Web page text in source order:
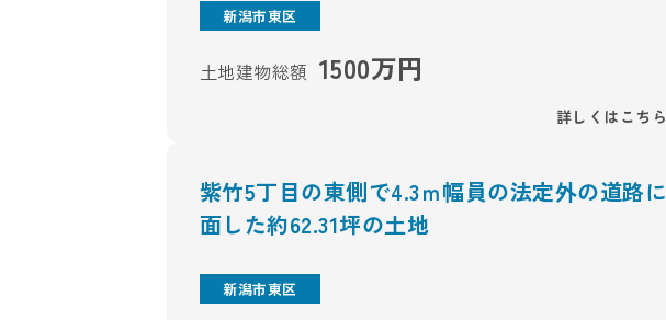
新潟市東区
土地建物総額 1500万円
詳しくはこちら
紫竹5丁目の東側で4.3ｍ幅員の法定外の道路に
面した約62.31坪の土地
新潟市東区